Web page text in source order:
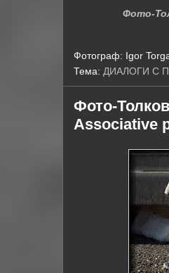
Фото-
Фотограф: Igor
Тема: ДИАЛОГИ С
Фото-
Associative